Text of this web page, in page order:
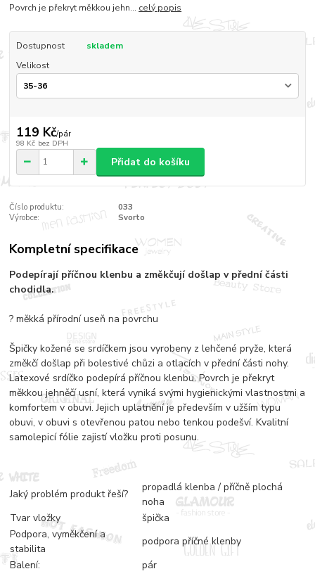
Povrch je překryt měkkou jehn... celý popis
Dostupnost
skladem
Velikost
119 Kč/pár
98 Kč bez DPH
Přidat do košíku
Číslo produktu:
033
Výrobce:
Svorto
Kompletní specifikace
Podepírají příčnou klenbu a změkčují došlap v přední části
chodidla.
? měkká přírodní useň na povrchu
Špičky kožené se srdíčkem jsou vyrobeny z lehčené pryže, která
změkčí došlap při bolestivé chůzi a otlacích v přední části nohy.
Latexové srdíčko podepírá příčnou klenbu. Povrch je překryt
měkkou jehněčí usní, která vyniká svými hygienickými vlastnostmi a
komfortem v obuvi. Jejich uplatnění je především v užším typu
obuvi, v obuvi s otevřenou patou nebo tenkou podešví. Kvalitní
samolepicí fólie zajistí vložku proti posunu.
Jaký problém produkt řeší?
propadlá klenba / příčně plochá
noha
Tvar vložky
špička
Podpora, vyměkčení a
stabilita
podpora příčné klenby
Balení:
pár